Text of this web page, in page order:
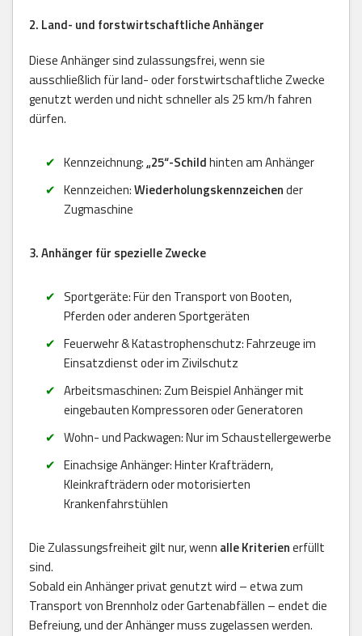
2. Land- und forstwirtschaftliche Anhänger
Diese Anhänger sind zulassungsfrei, wenn sie
ausschließlich für land- oder forstwirtschaftliche Zwecke
genutzt werden und nicht schneller als 25 km/h fahren
dürfen.
Kennzeichnung:„25“-Schildhinten am Anhänger
Kennzeichen:Wiederholungskennzeichender
Zugmaschine
3. Anhänger für spezielle Zwecke
Sportgeräte: Für den Transport von Booten,
Pferden oder anderen Sportgeräten
Feuerwehr & Katastrophenschutz: Fahrzeuge im
Einsatzdienst oder im Zivilschutz
Arbeitsmaschinen: Zum Beispiel Anhänger mit
eingebauten Kompressoren oder Generatoren
Wohn- und Packwagen: Nur im Schaustellergewerbe
Einachsige Anhänger: Hinter Krafträdern,
Kleinkrafträdern oder motorisierten
Krankenfahrstühlen
Die Zulassungsfreiheit gilt nur, wenn alle Kriterienerfüllt
sind.
Sobald ein Anhänger privat genutzt wird – etwa zum
Transport von Brennholz oder Gartenabfällen – endet die
Befreiung, und der Anhänger muss zugelassen werden.